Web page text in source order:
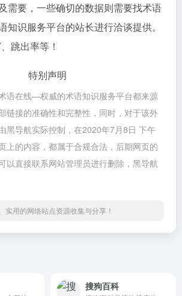
需要，一些确切的数据则需要找术语
识服务平台的站长进行洽谈提供。
跳出率等！
特别声明
语在线—权威的术语知识服务平台都来源
链接的准确性和完整性，同时，对于该外
黑导航实际控制，在2020年7月8日 下午
上的内容，都属于合规合法，后期网页的
以直接联系网站管理员进行删除，黑导航
实用的网络站点资源收集与分享！
搜狗百科